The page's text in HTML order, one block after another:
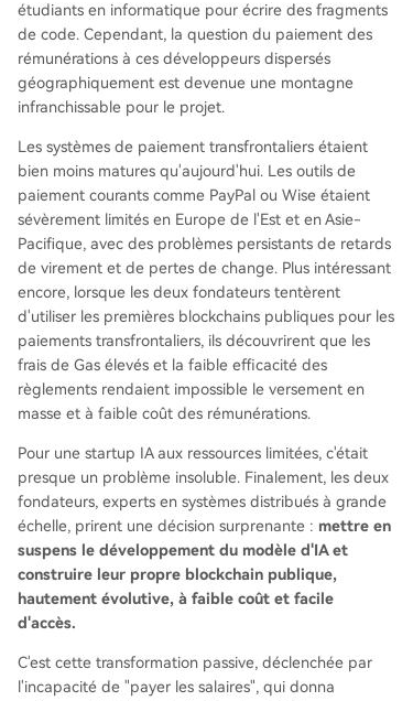
étudiants en informatique pour écrire des fragments
de code. Cependant, la question du paiement des
rémunérations à ces développeurs dispersés
géographiquement est devenue une montagne
infranchissable pour le projet.
Les systèmes de paiement transfrontaliers étaient
bien moins matures qu'aujourd'hui. Les outils de
paiement courants comme PayPal ou Wise étaient
sévèrement limités en Europe de l'Est et en Asie-
Pacifique, avec des problèmes persistants de retards
de virement et de pertes de change. Plus intéressant
encore, lorsque les deux fondateurs tentèrent
d'utiliser les premières blockchains publiques pour les
paiements transfrontaliers, ils découvrirent que les
frais de Gas élevés et la faible efficacité des
règlements rendaient impossible le versement en
masse et à faible coût des rémunérations.
Pour une startup IA aux ressources limitées, c'était
presque un problème insoluble. Finalement, les deux
fondateurs, experts en systèmes distribués à grande
échelle, prirent une décision surprenante : mettre en
suspens le développement du modèle d'IA et
construire leur propre blockchain publique,
hautement évolutive, à faible coût et facile
d'accès.
C'est cette transformation passive, déclenchée par
l'incapacité de "payer les salaires", qui donna